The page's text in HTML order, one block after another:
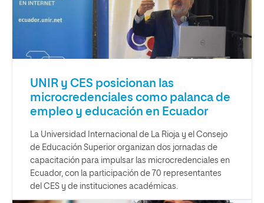
UNIR y CES posicionan las
microcredenciales como palanca de
empleo y educación en Ecuador
La Universidad Internacional de La Rioja y el Consejo
de Educación Superior organizan dos jornadas de
capacitación para impulsar las microcredenciales en
Ecuador, con la participación de 70 representantes
del CES y de instituciones académicas.